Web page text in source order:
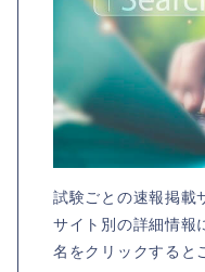
試験ごとの速報掲載
サイト別の詳細情報
名をクリックすると